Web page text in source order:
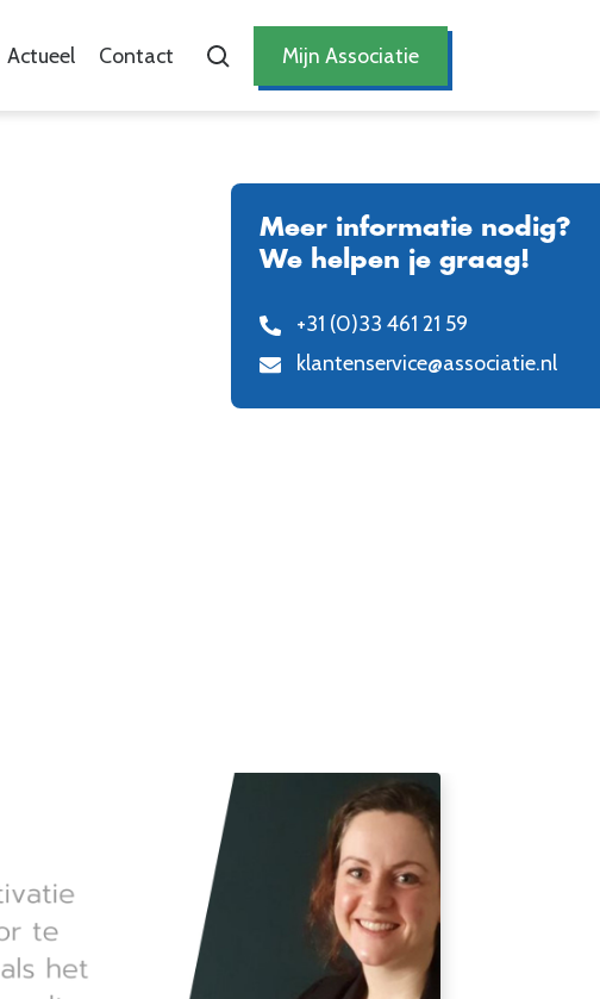
Mijn Associatie
Actueel Contact
Meer informatie nodig?
We helpen je graag!
+31 (0)33 461 21 59
klantenservice@associatie.nl